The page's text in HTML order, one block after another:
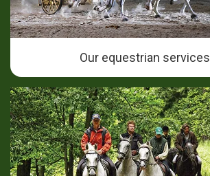
Our equestrian services